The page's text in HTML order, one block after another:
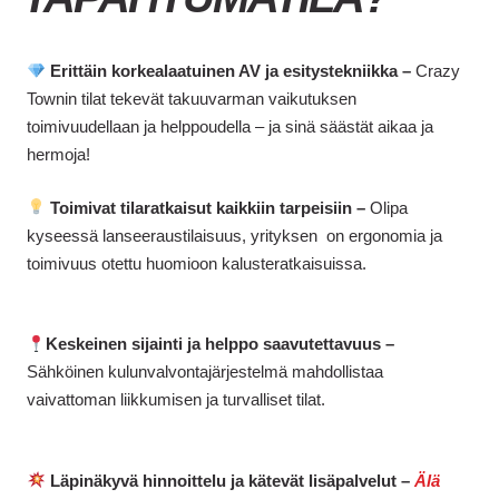
Erittäin korkealaatuinen AV ja esitystekniikka –Crazy
Townin tilat tekevät takuuvarman vaikutuksen
toimivuudellaan ja helppoudella – ja sinä säästät aikaa ja
hermoja!
Toimivat tilaratkaisut kaikkiin tarpeisiin –Olipa
kyseessä lanseeraustilaisuus, yrityksen on ergonomia ja
toimivuus otettu huomioon kalusteratkaisuissa.
Keskeinen sijainti ja helppo saavutettavuus –
Sähköinen kulunvalvontajärjestelmä mahdollistaa
vaivattoman liikkumisen ja turvalliset tilat.
Läpinäkyvä hinnoittelu ja kätevät lisäpalvelut – Älä